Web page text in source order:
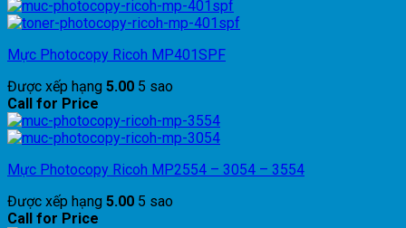
Mực Photocopy Ricoh MP401SPF
Được xếp hạng 5.00 5 sao
Call for Price
Mực Photocopy Ricoh MP2554 – 3054 – 3554
Được xếp hạng 5.00 5 sao
Call for Price